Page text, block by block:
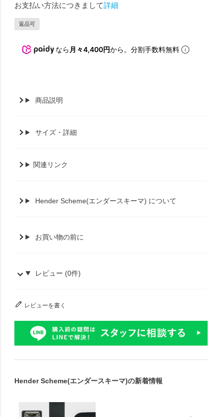
お支払い方法につきまして詳細
返品可
なら 月々4,400円から。分割手数料無料
商品説明
サイズ・詳細
関連リンク
Hender Scheme(エンダースキーマ) について
お買い物の前に
レビュー (0件)
レビューを書く
Hender Scheme(エンダースキーマ)の新着情報